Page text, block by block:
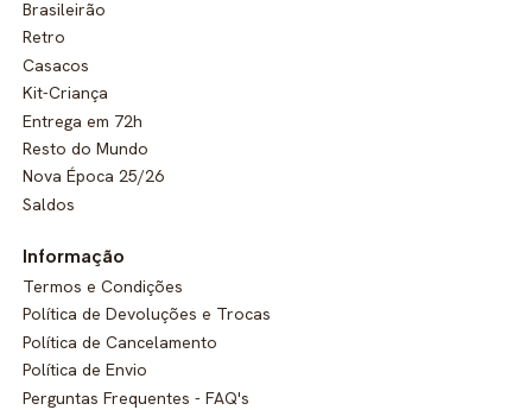
Brasileirão
Retro
Casacos
Kit-Criança
Entrega em 72h
Resto do Mundo
Nova Época 25/26
Saldos
Informação
Termos e Condições
Política de Devoluções e Trocas
Política de Cancelamento
Política de Envio
Perguntas Frequentes - FAQ's